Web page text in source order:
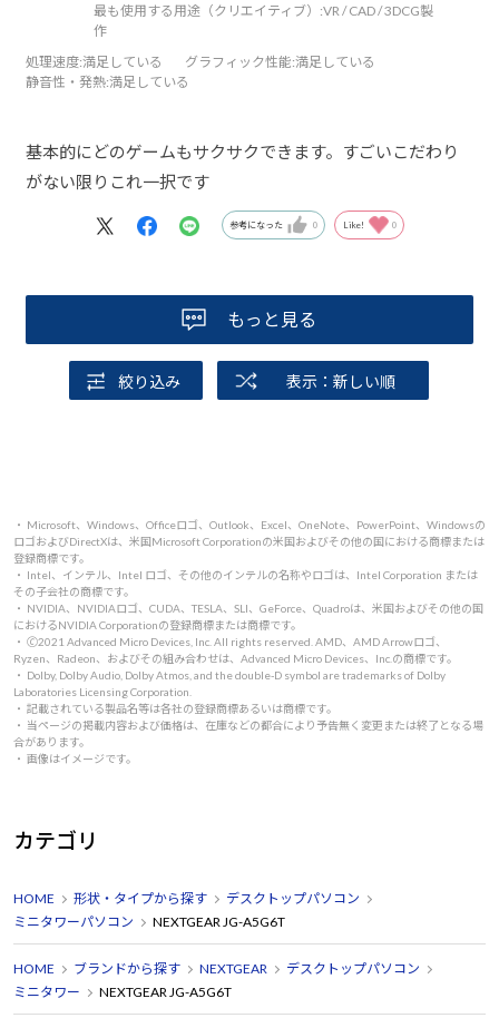
最も使用する用途（クリエイティブ）:VR / CAD / 3DCG製
作
処理速度:満足している グラフィック性能:満足している
静音性・発熱:満足している
基本的にどのゲームもサクサクできます。すごいこだわり
がない限りこれ一択です
参考になった 0 Like! 0
もっと見る
絞り込み 表示：新しい順
・ Microsoft、Windows、Officeロゴ、Outlook、Excel、OneNote、PowerPoint、Windowsの
ロゴおよびDirectXは、米国Microsoft Corporationの米国およびその他の国における商標または
登録商標です。
・ Intel、インテル、Intel ロゴ、その他のインテルの名称やロゴは、Intel Corporation または
その子会社の商標です。
・ NVIDIA、NVIDIAロゴ、CUDA、TESLA、SLI、GeForce、Quadroは、米国およびその他の国
におけるNVIDIA Corporationの登録商標または商標です。
・ 🄫2021 Advanced Micro Devices, Inc. All rights reserved. AMD、AMD Arrowロゴ、
Ryzen、Radeon、およびその組み合わせは、Advanced Micro Devices、Inc.の商標です。
・ Dolby, Dolby Audio, Dolby Atmos, and the double-D symbol are trademarks of Dolby
Laboratories Licensing Corporation.
・ 記載されている製品名等は各社の登録商標あるいは商標です。
・ 当ページの掲載内容および価格は、在庫などの都合により予告無く変更または終了となる場
合があります。
・ 画像はイメージです。
カテゴリ
HOME 形状・タイプから探す
デスクトップパソコン
ミニタワーパソコン
NEXTGEAR JG-A5G6T
HOME ブランドから探す NEXTGEAR
デスクトップパソコン
ミニタワー
NEXTGEAR JG-A5G6T